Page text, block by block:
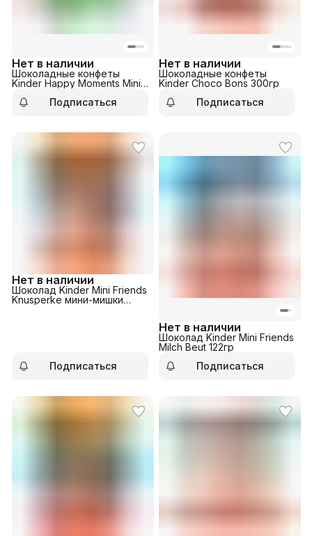
Нет в наличии
Шоколадные конфеты
Kinder Happy Moments Mini
Подписаться
Нет в наличии
Шоколадные конфеты
Kinder Choco Bons 300гр
Подписаться
Нет в наличии
Шоколад Kinder Mini Friends
Knusperke мини-мишки
Подписаться
Нет в наличии
Шоколад Kinder Mini Friends
Milch Beut 122гр
Подписаться